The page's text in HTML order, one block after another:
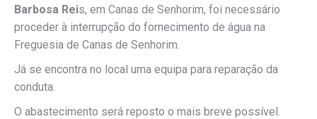
Barbosa Reis, em Canas de Senhorim, foi necessário
proceder à interrupção do fornecimento de água na
Freguesia de Canas de Senhorim.
Já se encontra no local uma equipa para reparação da
conduta.
O abastecimento será reposto o mais breve possível.